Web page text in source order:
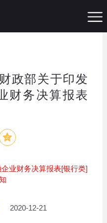
政部关于印发
财务决算报表
业财务决算报表[银行类]
2020-12-21